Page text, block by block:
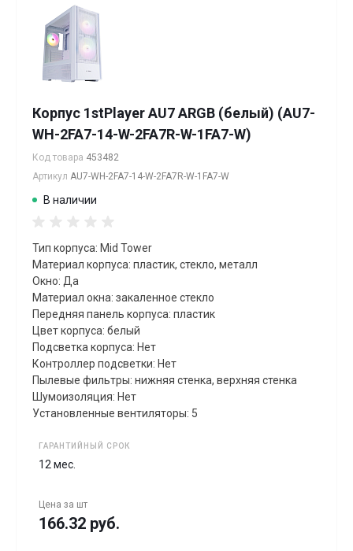
Корпус 1stPlayer AU7 ARGB (белый) (AU7-
WH-2FA7-14-W-2FA7R-W-1FA7-W)
Код товара 453482
Артикул AU7-WH-2FA7-14-W-2FA7R-W-1FA7-W
В наличии
Тип корпуса: Mid Tower
Материал корпуса: пластик, стекло, металл
Окно: Да
Материал окна: закаленное стекло
Передняя панель корпуса: пластик
Цвет корпуса: белый
Подсветка корпуса: Нет
Контроллер подсветки: Нет
Пылевые фильтры: нижняя стенка, верхняя стенка
Шумоизоляция: Нет
Установленные вентиляторы: 5
ГАРАНТИЙНЫЙ СРОК
12 мес.
Цена за шт
166.32 руб.